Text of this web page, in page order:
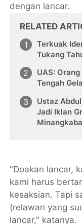
dengan lancar.
RELATED
Terkuak
Tukang
UAS:
Tengah
Ustaz
Jadi Iklan
"Doakan lancar,
kami harus
kesaksian. Tapi
(relawan yang
lancar," katanya.